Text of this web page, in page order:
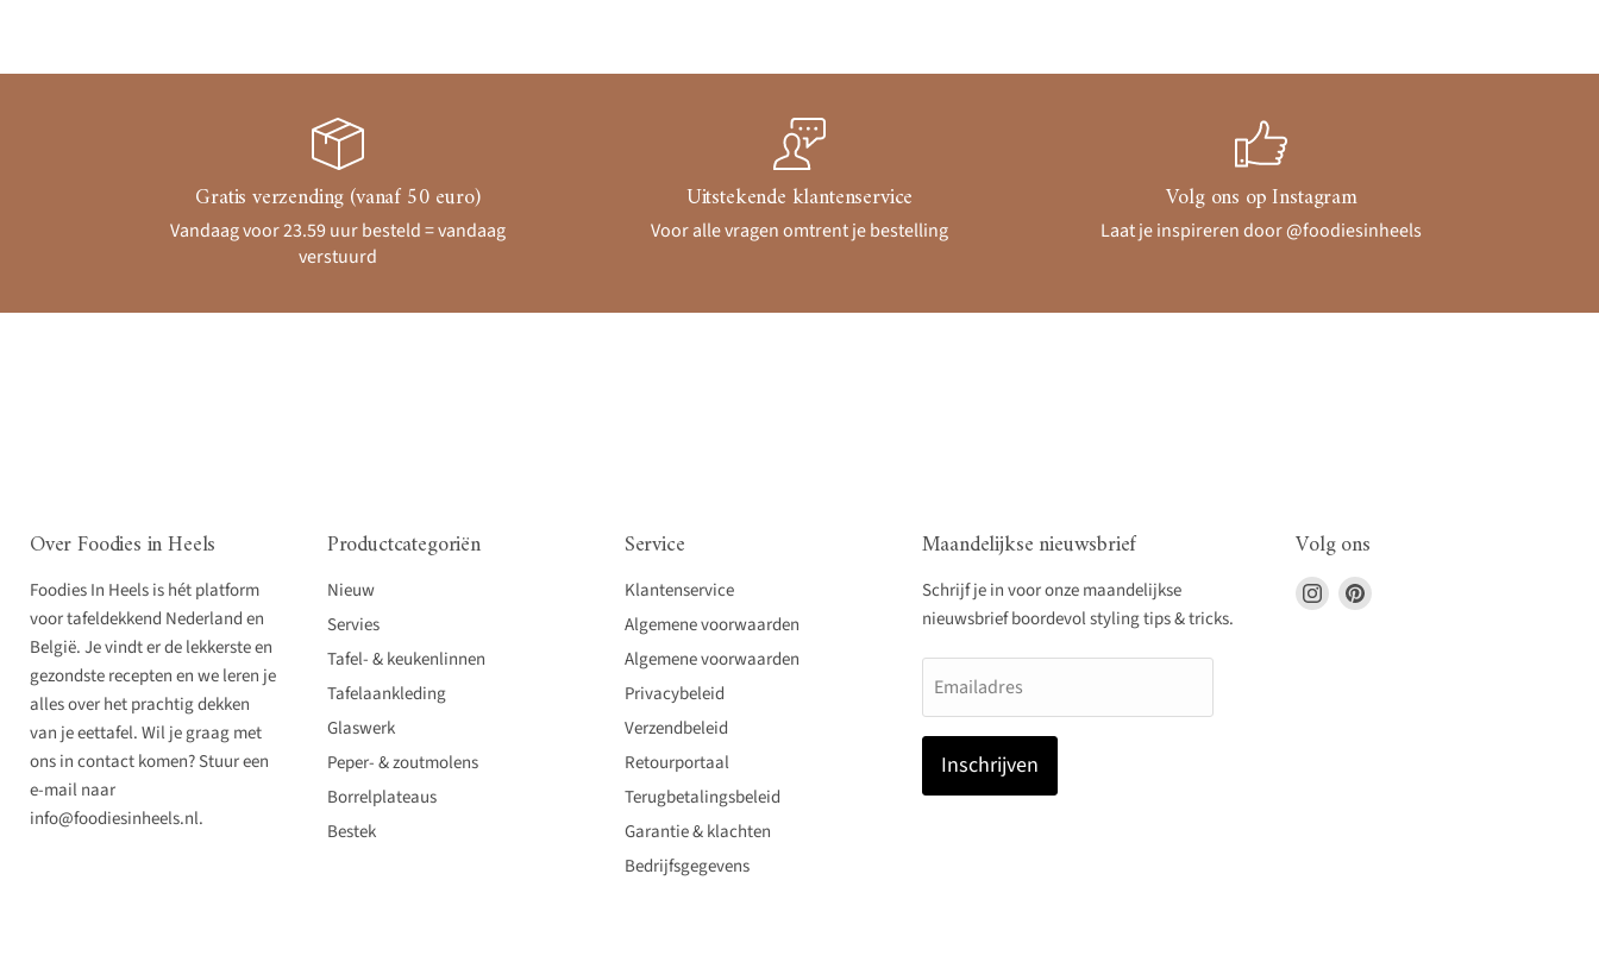
Gratis verzending (vanaf 50 euro)
Vandaag voor 23.59 uur besteld = vandaag
verstuurd
Uitstekende klantenservice
Voor alle vragen omtrent je bestelling
Volg ons op Instagram
Laat je inspireren door @foodiesinheels
Over Foodies in Heels
Foodies In Heels is hét platform
voor tafeldekkend Nederland en
België. Je vindt er de lekkerste en
gezondste recepten en we leren je
alles over het prachtig dekken
van je eettafel. Wil je graag met
ons in contact komen? Stuur een
e-mail naar
info@foodiesinheels.nl.
Productcategoriën
Nieuw
Servies
Tafel- & keukenlinnen
Tafelaankleding
Glaswerk
Peper- & zoutmolens
Borrelplateaus
Bestek
Service
Klantenservice
Algemene voorwaarden
Algemene voorwaarden
Privacybeleid
Verzendbeleid
Retourportaal
Terugbetalingsbeleid
Garantie & klachten
Bedrijfsgegevens
Maandelijkse nieuwsbrief
Schrijf je in voor onze maandelijkse
nieuwsbrief boordevol styling tips & tricks.
Emailadres
Inschrijven
Volg ons
Vind
ons
Vind